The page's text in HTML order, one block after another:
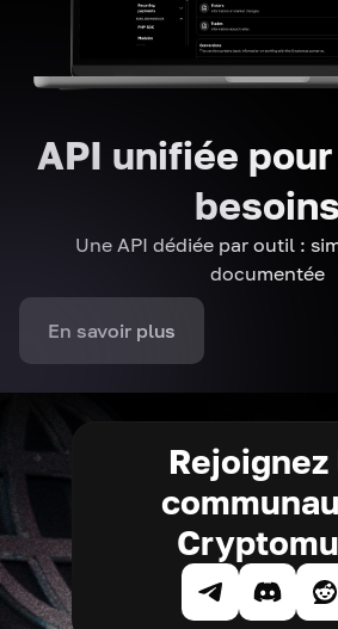
API unifiée
besoins
Une API dédiée par outil :
documentée
En savoir plus
Rejoignez